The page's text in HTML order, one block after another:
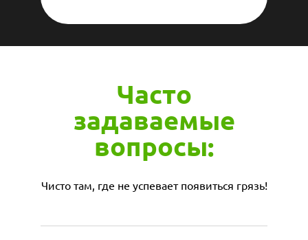
Часто
задаваемые
вопросы:
Чисто там, где не успевает появиться грязь!